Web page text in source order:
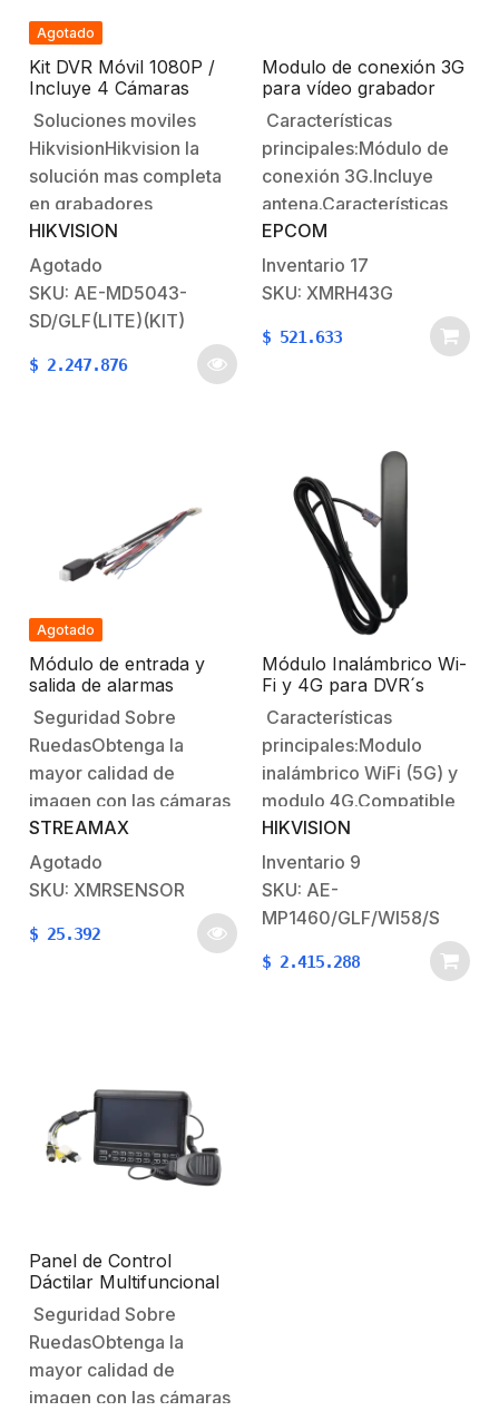
Agotado
Kit DVR Móvil 1080P /
Incluye 4 Cámaras
TURBOHD / Soporta
4G / GPS / Soporta
Memoria SD
Soluciones moviles
HikvisionHikvision la
solución mas completa
en grabadores
moviles..DS-
MP5604SD/GLF(LITE)
(KIT)Incluye:1
x AEMD5043SD/GLF1
x AE-VC222TS1 x AE-
VC253TIT1 x AE-
AEMD5043SD/GLF(LITE)Características:Soporta
4 cámaras móvil TURBO
1080p + 1 cámaras
móvil IP 1080p (requiere
H264/H265.Soporta dos
256 GB (no incluida)
(Memorias
compatibles).Incluye
modulo…
HIKVISION
Agotado
SKU: AE-MD5043-
SD/GLF(LITE)(KIT)
$ 2.247.876
Modulo de conexión 3G
para vídeo grabador
móvil EPCOM
Características
principales:Módulo de
conexión 3G.Incluye
antena.Características
Destacadas:Compatible
con el modelo
XMR404AHD.No incluye
EPCOM
Inventario 17
SKU: XMRH43G
$ 521.633
Agotado
Módulo de entrada y
salida de alarmas
compatibles con serie
XMR401AHD,
XMR401AHDS,
XMR401AHD/V2,
XMR401AHDS/V2
Seguridad Sobre
RuedasObtenga la
mayor calidad de
imagen con las cámaras
para soluciones de
videovigilancia móvil
XMR la cual ofrece
cámaras AHD con la
alrma:2 salidas de
alarma.Características
Destacadas:Modulo
STREAMAX
Agotado
SKU: XMRSENSOR
$ 25.392
Módulo Inalámbrico Wi-
Fi y 4G para DVR´s
móviles HIKVISION
Características
principales:Modulo
inalámbrico WiFi (5G) y
modulo 4G.Compatible
con serie DS-
MP5604.Características
Físicas y
Eléctricas:Alimentación:
WattsTemperatura de
HIKVISION
Inventario 9
SKU: AE-
MP1460/GLF/WI58/S
$ 2.415.288
Panel de Control
Dáctilar Multifuncional
con Monitor de 7″ /
Soporta Audio de Dos
Vías / Compatible con
DVR´s Móviles XMR
Epcom
Seguridad Sobre
RuedasObtenga la
mayor calidad de
imagen con las cámaras